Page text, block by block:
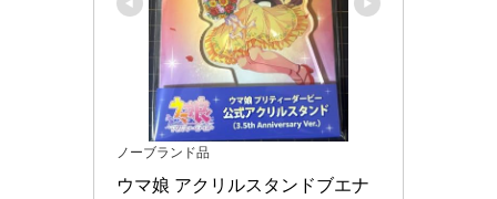
ノーブランド品
ウマ娘 アクリルスタンドブエナ